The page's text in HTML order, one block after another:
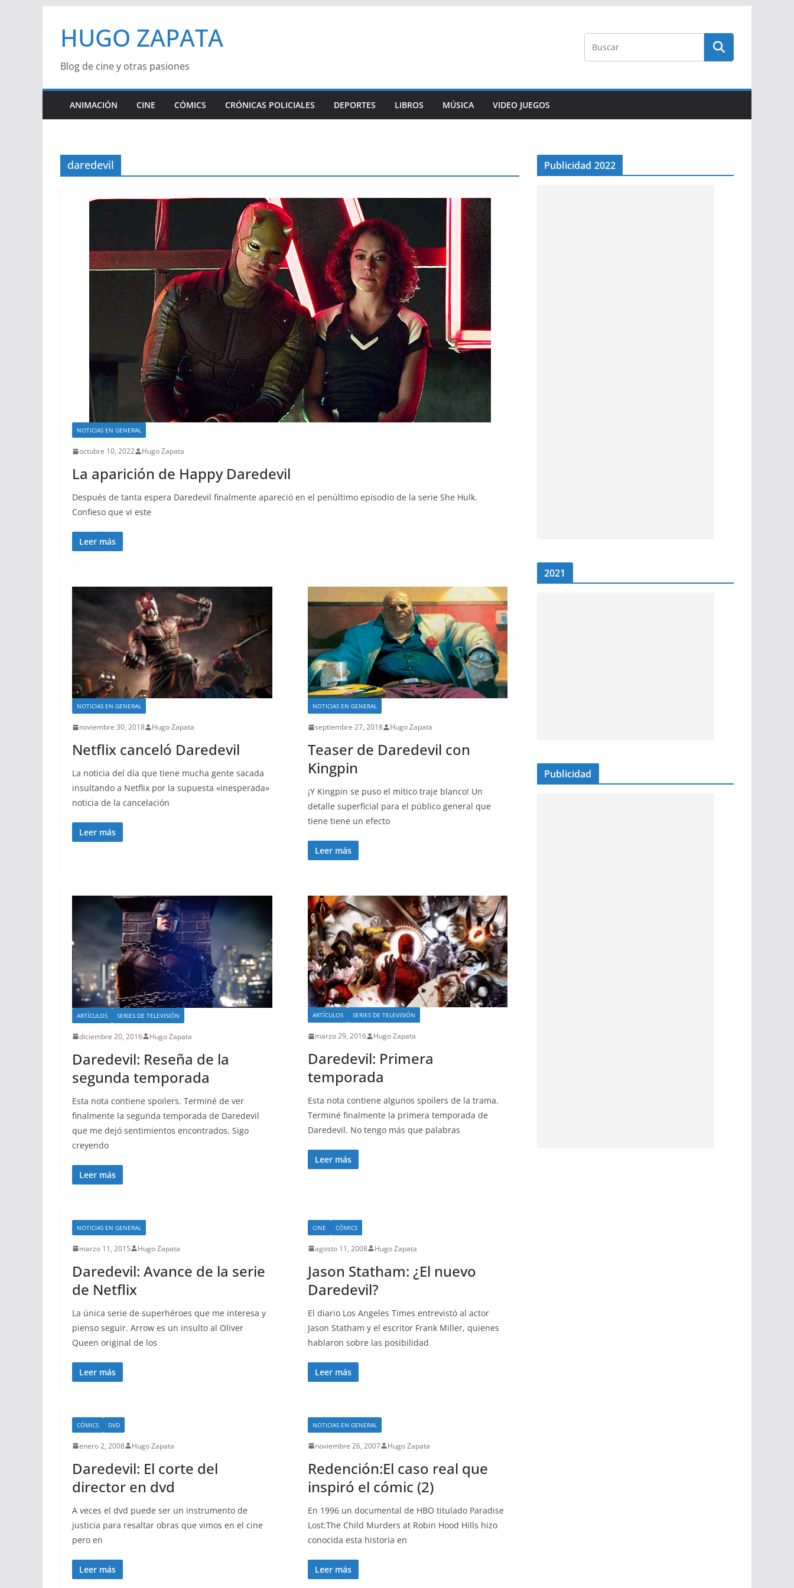
contenido
HUGO ZAPATA
Blog de cine y otras pasiones
ANIMACIÓN CINE CÓMICS CRÓNICAS POLICIALES DEPORTES LIBROS MÚSICA VIDEO JUEGOS
daredevil
NOTICIAS EN GENERAL
octubre 10, 2022 Hugo Zapata
La aparición de Happy Daredevil
Después de tanta espera Daredevil finalmente apareció en el penúltimo episodio de la serie She Hulk.
Confieso que vi este
Leer más
NOTICIAS EN GENERAL
noviembre 30, 2018 Hugo Zapata
Netflix canceló Daredevil
La noticia del día que tiene mucha gente sacada
insultando a Netflix por la supuesta «inesperada»
noticia de la cancelación
Leer más
NOTICIAS EN GENERAL
septiembre 27, 2018 Hugo Zapata
Teaser de Daredevil con
Kingpin
¡Y Kingpin se puso el mítico traje blanco! Un
detalle superficial para el público general que
tiene tiene un efecto
Leer más
ARTÍCULOS SERIES DE TELEVISIÓN
diciembre 20, 2016 Hugo Zapata
Daredevil: Reseña de la
segunda temporada
Esta nota contiene spoilers. Terminé de ver
finalmente la segunda temporada de Daredevil
que me dejó sentimientos encontrados. Sigo
creyendo
Leer más
ARTÍCULOS SERIES DE TELEVISIÓN
marzo 29, 2016 Hugo Zapata
Daredevil: Primera
temporada
Esta nota contiene algunos spoilers de la trama.
Terminé finalmente la primera temporada de
Daredevil. No tengo más que palabras
Leer más
NOTICIAS EN GENERAL
marzo 11, 2015 Hugo Zapata
Daredevil: Avance de la serie
de Netflix
La única serie de superhéroes que me interesa y
pienso seguir. Arrow es un insulto al Oliver
Queen original de los
Leer más
CINE CÓMICS
agosto 11, 2008 Hugo Zapata
Jason Statham: ¿El nuevo
Daredevil?
El diario Los Angeles Times entrevistó al actor
Jason Statham y el escritor Frank Miller, quienes
hablaron sobre las posibilidad
Leer más
CÓMICS DVD
enero 2, 2008 Hugo Zapata
Daredevil: El corte del
director en dvd
A veces el dvd puede ser un instrumento de
justicia para resaltar obras que vimos en el cine
pero en
Leer más
NOTICIAS EN GENERAL
noviembre 26, 2007 Hugo Zapata
Redención:El caso real que
inspiró el cómic (2)
En 1996 un documental de HBO titulado Paradise
Lost:The Child Murders at Robin Hood Hills hizo
conocida esta historia en
Leer más
Publicidad 2022
2021
Publicidad